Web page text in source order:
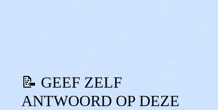
📝 GEEF ZELF
ANTWOORD OP DEZE